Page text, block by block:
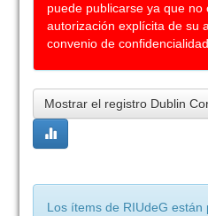
puede publicarse ya que no
autorización explícita de su
convenio de confidencialidad
Mostrar el registro Dublin
Los ítems de RIUdeG están